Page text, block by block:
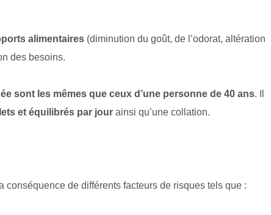
alimentaires (diminution du goût, de l’odorat, altération
des besoins.
sont les mêmes que ceux d’une personne de 40 ans. Il
et équilibrés par jour ainsi qu’une collation.
conséquence de différents facteurs de risques tels que :